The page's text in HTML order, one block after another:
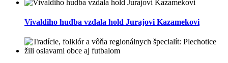
Vivaldiho hudba vzdala hold Jurajovi Kazamekovi